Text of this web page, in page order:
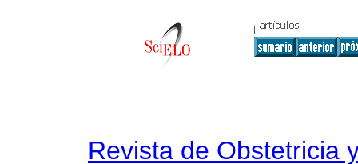
Revista de Obstetricia